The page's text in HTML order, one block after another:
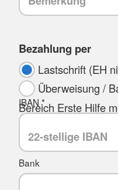
Bezahlung per
Lastschrift (EH
Überweisung /
Bereich Erste Hilfe
IBAN *
Bank